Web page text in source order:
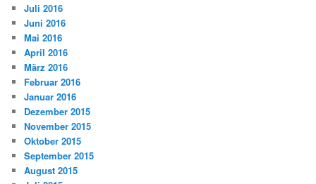
Juli 2016
Juni 2016
Mai 2016
April 2016
März 2016
Februar 2016
Januar 2016
Dezember 2015
November 2015
Oktober 2015
September 2015
August 2015